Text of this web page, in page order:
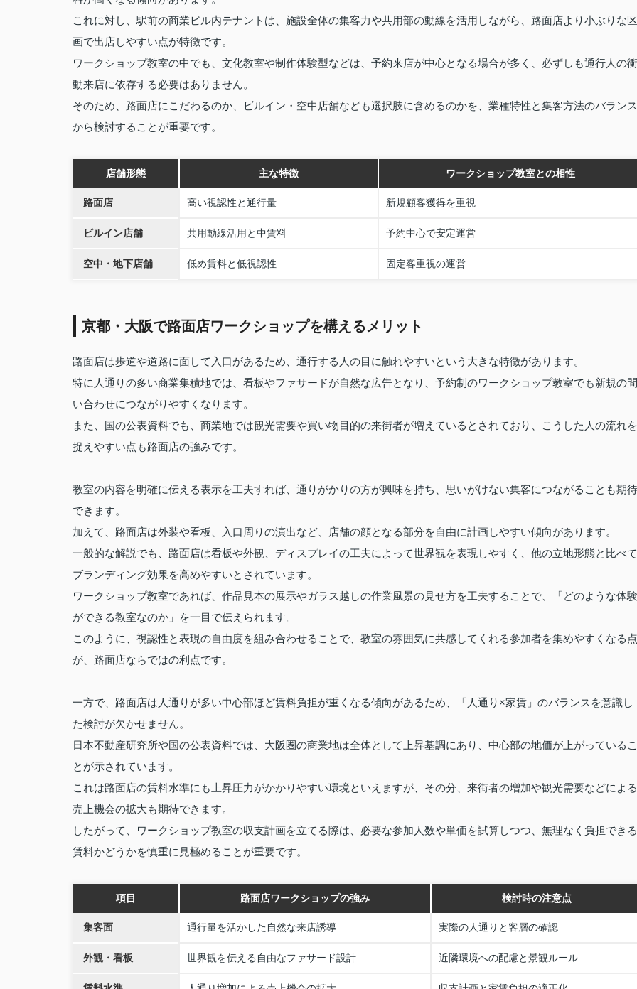
これに対し、駅前の商業ビル内テナントは、施設全体の集客力や共用部の動線を活用しながら、路面店より小ぶりな区
画で出店しやすい点が特徴です。
ワークショップ教室の中でも、文化教室や制作体験型などは、予約来店が中心となる場合が多く、必ずしも通行人の衝
動来店に依存する必要はありません。
そのため、路面店にこだわるのか、ビルイン・空中店舗なども選択肢に含めるのかを、業種特性と集客方法のバランス
から検討することが重要です。
店舗形態 主な特徴 ワークショップ教室との相性
路面店 高い視認性と通行量 新規顧客獲得を重視
ビルイン店舗 共用動線活用と中賃料 予約中心で安定運営
空中・地下店舗 低め賃料と低視認性 固定客重視の運営
京都・大阪で路面店ワークショップを構えるメリット
路面店は歩道や道路に面して入口があるため、通行する人の目に触れやすいという大きな特徴があります。
特に人通りの多い商業集積地では、看板やファサードが自然な広告となり、予約制のワークショップ教室でも新規の問
い合わせにつながりやすくなります。
また、国の公表資料でも、商業地では観光需要や買い物目的の来街者が増えているとされており、こうした人の流れを
捉えやすい点も路面店の強みです。
教室の内容を明確に伝える表示を工夫すれば、通りがかりの方が興味を持ち、思いがけない集客につながることも期待
できます。
加えて、路面店は外装や看板、入口周りの演出など、店舗の顔となる部分を自由に計画しやすい傾向があります。
一般的な解説でも、路面店は看板や外観、ディスプレイの工夫によって世界観を表現しやすく、他の立地形態と比べて
ブランディング効果を高めやすいとされています。
ワークショップ教室であれば、作品見本の展示やガラス越しの作業風景の見せ方を工夫することで、「どのような体験
ができる教室なのか」を一目で伝えられます。
このように、視認性と表現の自由度を組み合わせることで、教室の雰囲気に共感してくれる参加者を集めやすくなる点
が、路面店ならではの利点です。
一方で、路面店は人通りが多い中心部ほど賃料負担が重くなる傾向があるため、「人通り×家賃」のバランスを意識し
た検討が欠かせません。
日本不動産研究所や国の公表資料では、大阪圏の商業地は全体として上昇基調にあり、中心部の地価が上がっているこ
とが示されています。
これは路面店の賃料水準にも上昇圧力がかかりやすい環境といえますが、その分、来街者の増加や観光需要などによる
売上機会の拡大も期待できます。
したがって、ワークショップ教室の収支計画を立てる際は、必要な参加人数や単価を試算しつつ、無理なく負担できる
賃料かどうかを慎重に見極めることが重要です。
項目 路面店ワークショップの強み 検討時の注意点
集客面 通行量を活かした自然な来店誘導 実際の人通りと客層の確認
外観・看板 世界観を伝える自由なファサード設計 近隣環境への配慮と景観ルール